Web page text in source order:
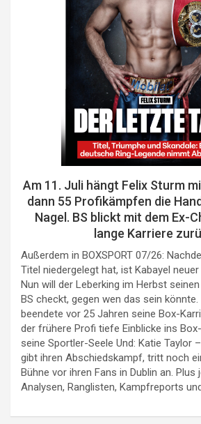
Am 11. Juli hängt Felix Sturm
dann 55 Profikämpfen die
Nagel. BS blickt mit dem Ex-
lange Karriere
Außerdem in BOXSPORT 07/26:
Titel niedergelegt hat, ist Kabayel
Nun will der Leberking im Herbst
BS checkt, gegen wen das sein
beendete vor 25 Jahren seine Box-
der frühere Profi tiefe Einblicke ins
seine Sportler-Seele Und: Katie Taylor
gibt ihren Abschiedskampf, tritt noch
Bühne vor ihren Fans in Dublin an. Plus
Analysen, Ranglisten, Kampfreports